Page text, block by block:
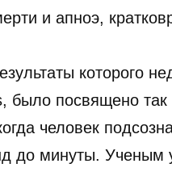
и апноэ,
которого
было посвящено
человек
до минуты. Ученым